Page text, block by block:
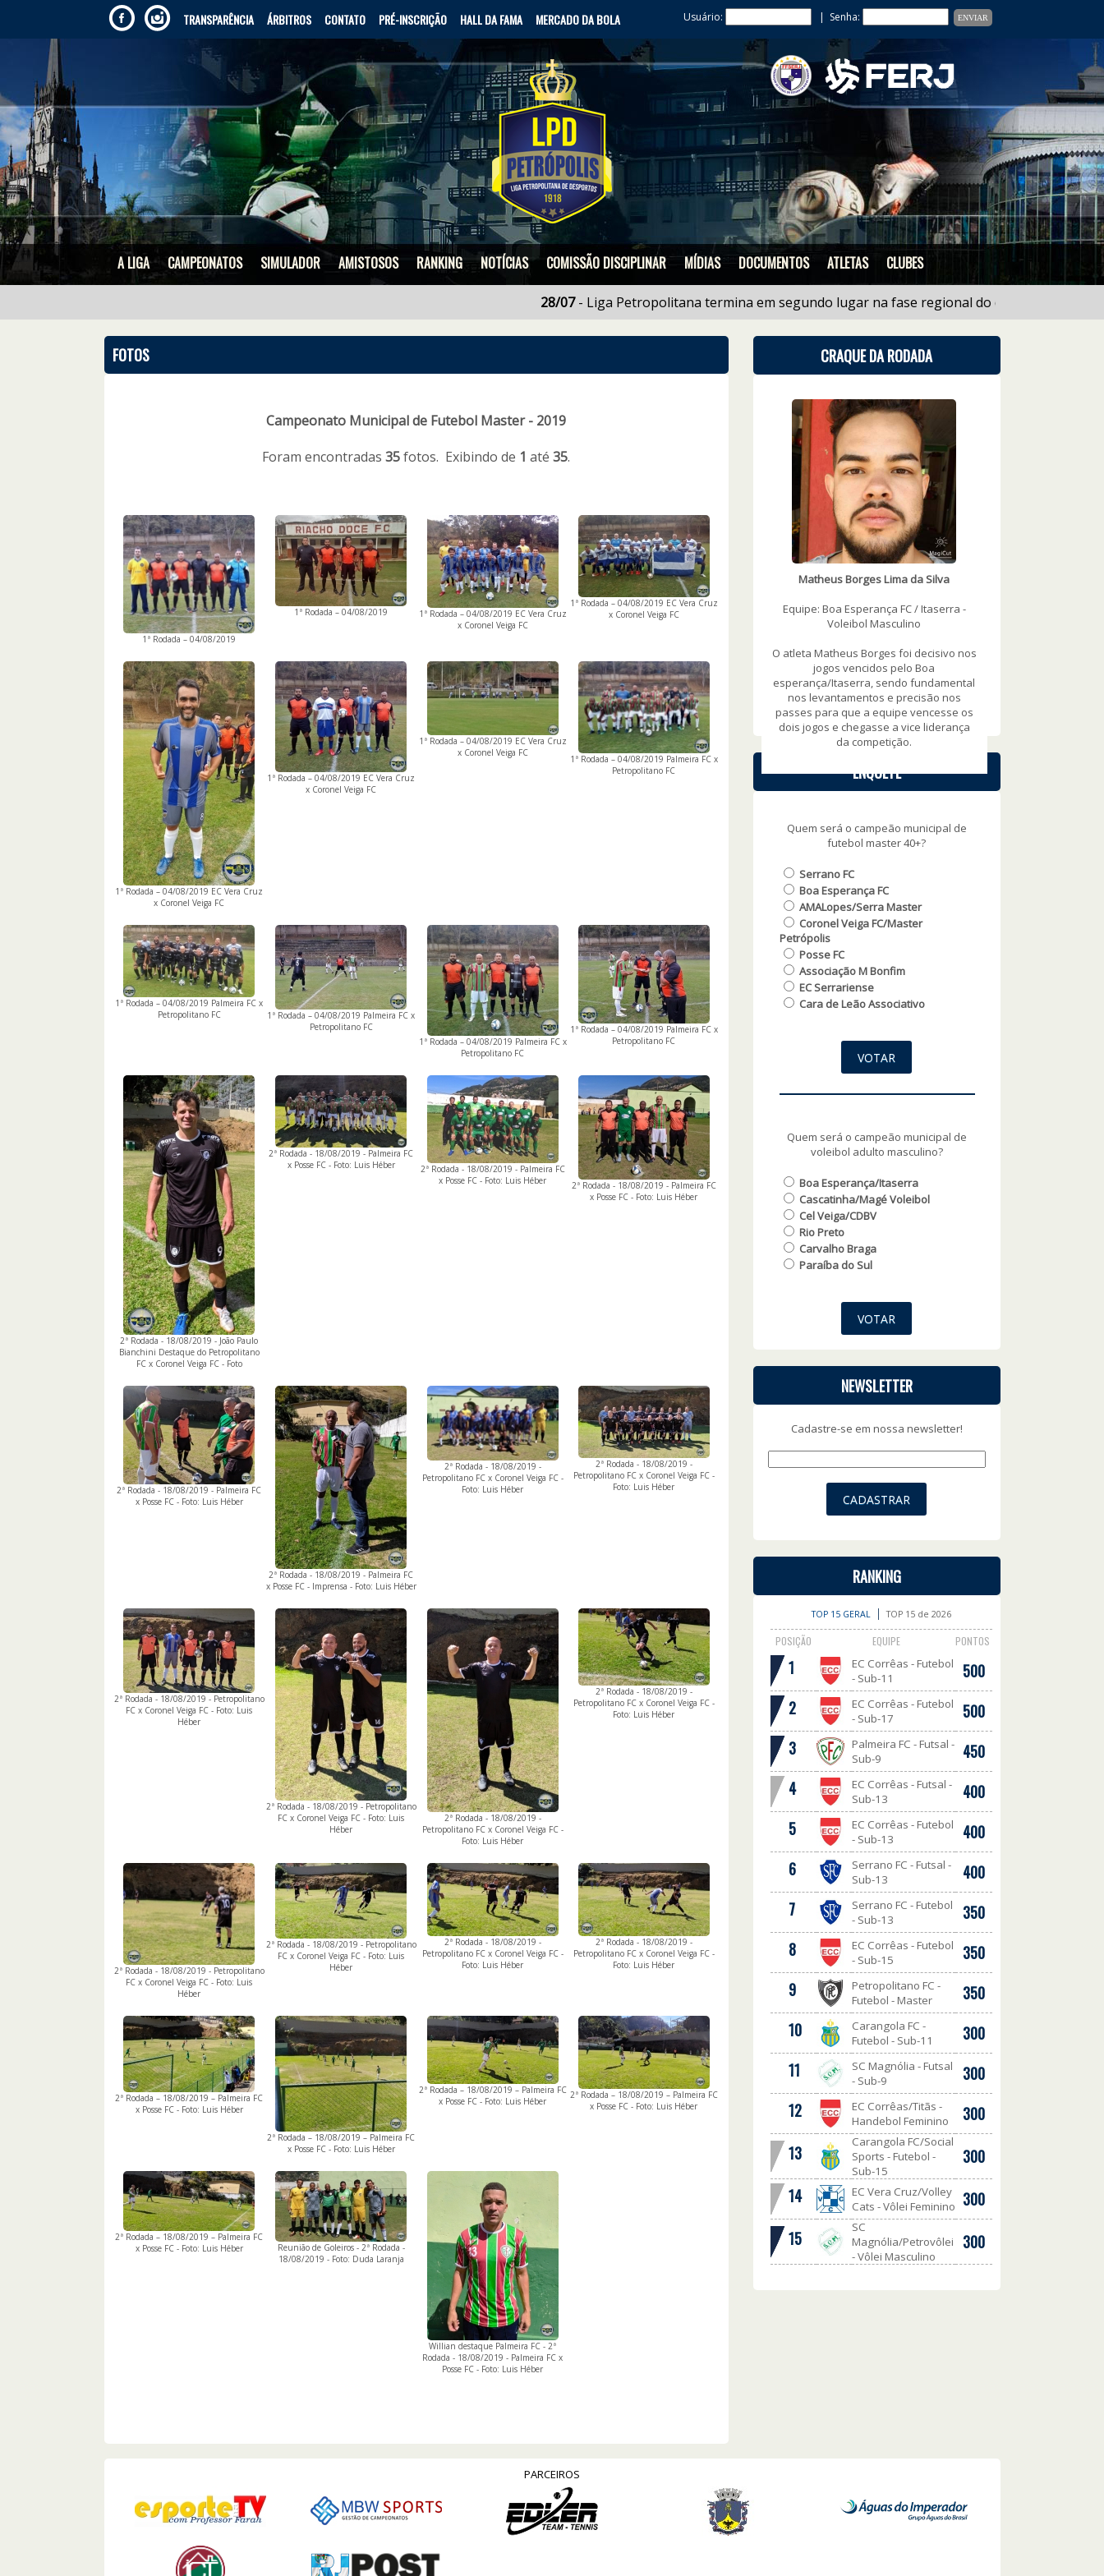
TRANSPARÊNCIA ÁRBITROS CONTATO PRÉ-INSCRIÇÃO HALL DA FAMA MERCADO DA BOLA Usuário: | Senha:
A LIGA CAMPEONATOS SIMULADOR AMISTOSOS RANKING NOTÍCIAS COMISSÃO DISCIPLINAR MÍDIAS DOCUMENTOS ATLETAS CLUBES
- Liga Petropolitana termina em segundo lugar na fase regional do estadual de Ligas Sub
FOTOS
Campeonato Municipal de Futebol Master - 2019
Foram encontradas 35fotos. Exibindo de 1 até 35.
1ª Rodada – 04/08/2019
1ª Rodada – 04/08/2019
1ª Rodada – 04/08/2019 EC Vera Cruz
x Coronel Veiga FC
1ª Rodada – 04/08/2019 EC Vera Cruz
x Coronel Veiga FC
1ª Rodada – 04/08/2019 EC Vera Cruz
x Coronel Veiga FC
1ª Rodada – 04/08/2019 EC Vera Cruz
x Coronel Veiga FC
1ª Rodada – 04/08/2019 EC Vera Cruz
x Coronel Veiga FC
1ª Rodada – 04/08/2019 Palmeira FC x
Petropolitano FC
1ª Rodada – 04/08/2019 Palmeira FC x
Petropolitano FC
1ª Rodada – 04/08/2019 Palmeira FC x
Petropolitano FC
1ª Rodada – 04/08/2019 Palmeira FC x
Petropolitano FC
1ª Rodada – 04/08/2019 Palmeira FC x
Petropolitano FC
2ª Rodada - 18/08/2019 - João Paulo
Bianchini Destaque do Petropolitano
FC x Coronel Veiga FC - Foto
2ª Rodada - 18/08/2019 - Palmeira FC
x Posse FC - Foto: Luis Héber
2ª Rodada - 18/08/2019 - Palmeira FC
x Posse FC - Foto: Luis Héber
2ª Rodada - 18/08/2019 - Palmeira FC
x Posse FC - Foto: Luis Héber
2ª Rodada - 18/08/2019 - Palmeira FC
x Posse FC - Foto: Luis Héber
2ª Rodada - 18/08/2019 - Palmeira FC
x Posse FC - Imprensa - Foto: Luis Héber
2ª Rodada - 18/08/2019 -
Petropolitano FC x Coronel Veiga FC -
Foto: Luis Héber
2ª Rodada - 18/08/2019 -
Petropolitano FC x Coronel Veiga FC -
Foto: Luis Héber
2ª Rodada - 18/08/2019 - Petropolitano
FC x Coronel Veiga FC - Foto: Luis
Héber
2ª Rodada - 18/08/2019 - Petropolitano
FC x Coronel Veiga FC - Foto: Luis
Héber
2ª Rodada - 18/08/2019 -
Petropolitano FC x Coronel Veiga FC -
Foto: Luis Héber
2ª Rodada - 18/08/2019 -
Petropolitano FC x Coronel Veiga FC -
Foto: Luis Héber
2ª Rodada - 18/08/2019 - Petropolitano
FC x Coronel Veiga FC - Foto: Luis
Héber
2ª Rodada - 18/08/2019 - Petropolitano
FC x Coronel Veiga FC - Foto: Luis
Héber
2ª Rodada - 18/08/2019 -
Petropolitano FC x Coronel Veiga FC -
Foto: Luis Héber
2ª Rodada - 18/08/2019 -
Petropolitano FC x Coronel Veiga FC -
Foto: Luis Héber
2ª Rodada – 18/08/2019 – Palmeira FC
x Posse FC - Foto: Luis Héber
2ª Rodada – 18/08/2019 – Palmeira FC
x Posse FC - Foto: Luis Héber
2ª Rodada – 18/08/2019 – Palmeira FC
x Posse FC - Foto: Luis Héber
2ª Rodada – 18/08/2019 – Palmeira FC
x Posse FC - Foto: Luis Héber
2ª Rodada – 18/08/2019 – Palmeira FC
x Posse FC - Foto: Luis Héber
Reunião de Goleiros - 2ª Rodada -
18/08/2019 - Foto: Duda Laranja
Willian destaque Palmeira FC - 2ª
Rodada - 18/08/2019 - Palmeira FC x
Posse FC - Foto: Luis Héber
CRAQUE DA RODADA
WOWSlider.com
Matheus Borges Lima da Silva
Equipe: Boa Esperança FC / Itaserra -
Voleibol Masculino
O atleta Matheus Borges foi decisivo nos
jogos vencidos pelo Boa
esperança/Itaserra, sendo fundamental
nos levantamentos e precisão nos
passes para que a equipe vencesse os
dois jogos e chegasse a vice liderança
da competição.
ENQUETE
Quem será o campeão municipal de
futebol master 40+?
Serrano FC
Boa Esperança FC
AMALopes/Serra Master
Coronel Veiga FC/Master
Petrópolis
Posse FC
Associação M Bonfim
EC Serrariense
Cara de Leão Associativo
Quem será o campeão municipal de
voleibol adulto masculino?
Boa Esperança/Itaserra
Cascatinha/Magé Voleibol
Cel Veiga/CDBV
Rio Preto
Carvalho Braga
Paraíba do Sul
NEWSLETTER
Cadastre-se em nossa newsletter!
RANKING
PARCEIROS